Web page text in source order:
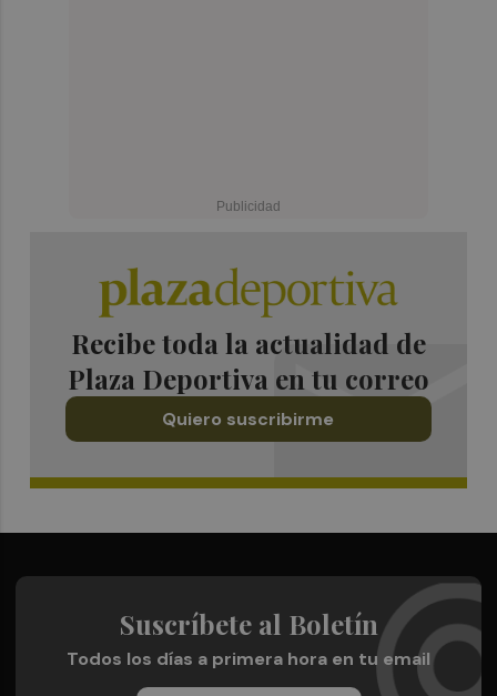
Recibe toda la actualidad de
Plaza Deportiva en tu correo
Quiero suscribirme
Suscríbete al Boletín
Todos los días a primera hora en tu email